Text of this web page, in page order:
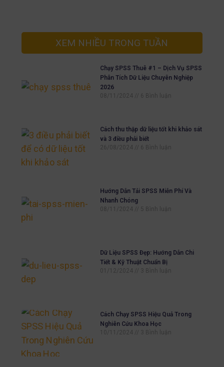
XEM NHIỀU TRONG TUẦN
Chạy SPSS Thuê #1 – Dịch Vụ SPSS
Phân Tích Dữ Liệu Chuyên Nghiệp
2026
08/11/2024
6 Bình luận
Cách thu thập dữ liệu tốt khi khảo sát
và 3 điều phải biết
26/08/2024
6 Bình luận
Hướng Dẫn Tải SPSS Miễn Phí Và
Nhanh Chóng
08/11/2024
5 Bình luận
Dữ Liệu SPSS Đẹp: Hướng Dẫn Chi
Tiết & Kỹ Thuật Chuẩn Bị
01/12/2024
3 Bình luận
Cách Chạy SPSS Hiệu Quả Trong
Nghiên Cứu Khoa Học
10/11/2024
3 Bình luận